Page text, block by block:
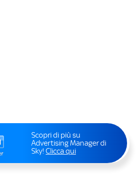
Scopri di più su
Advertising Manager di
Sky! Clicca qui